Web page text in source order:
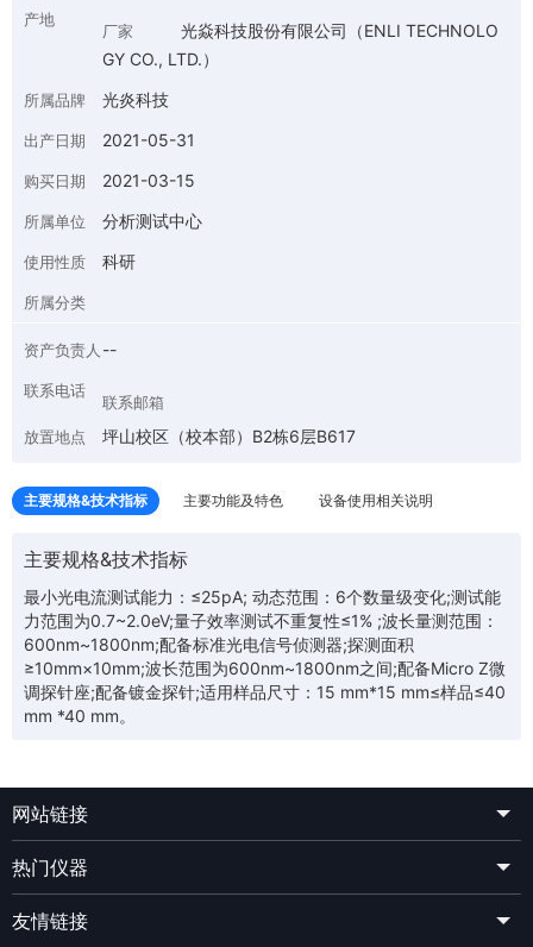
产地
厂家
光焱科技股份有限公司（ENLI TECHNOLO
GY CO., LTD.）
所属品牌 光炎科技
出产日期 2021-05-31
购买日期 2021-03-15
所属单位 分析测试中心
使用性质 科研
所属分类
资产负责人 --
联系电话
联系邮箱
放置地点
坪山校区（校本部）B2栋6层B617
主要规格&技术指标 主要功能及特色 设备使用相关说明
主要规格&技术指标
最小光电流测试能力：≤25pA; 动态范围：6个数量级变化;测试能
力范围为0.7~2.0eV;量子效率测试不重复性≤1% ;波长量测范围：
600nm~1800nm;配备标准光电信号侦测器;探测面积
≥10mm×10mm;波长范围为600nm~1800nm之间;配备Micro Z微
调探针座;配备镀金探针;适用样品尺寸：15 mm*15 mm≤样品≤40
mm *40 mm。
网站链接
热门仪器
友情链接